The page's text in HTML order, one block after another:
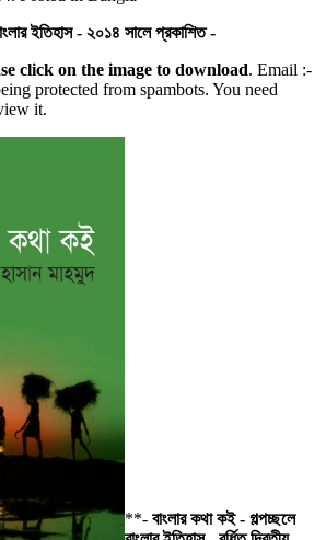
ইতিহাস - ২০১৪ সালে প্রকাশিত -
click on the image to download. Email :-
protected from spambots. You need
it.
**- বাংলারকথাকই - গল্পচ্ছলে